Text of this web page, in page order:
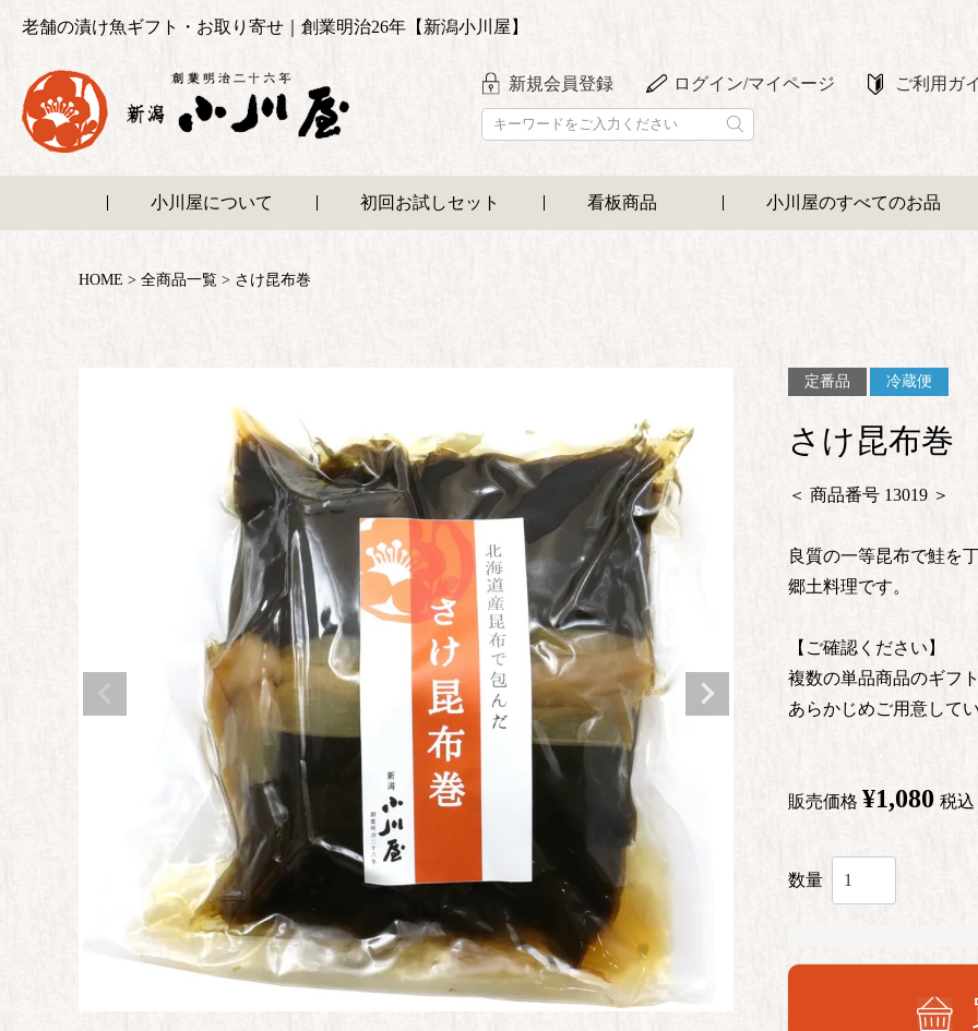
老舗の漬け魚ギフト・お取り寄せ｜創業明治26年【新潟小川屋】
新規会員登録 ログイン/マイページ ご利用ガ
小川屋について 初回お試しセット 看板商品 小川屋のすべてのお品
HOME 全商品一覧 さけ昆布巻
定番品 冷蔵便
さけ昆布巻
商品番号 13019
良質の一等昆布で鮭を
郷土料理です。
【ご確認ください】
複数の単品商品のギフ
あらかじめご用意して
販売価格 ¥1,080 税込